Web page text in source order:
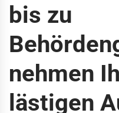
bis zu
nehmen
lästigen